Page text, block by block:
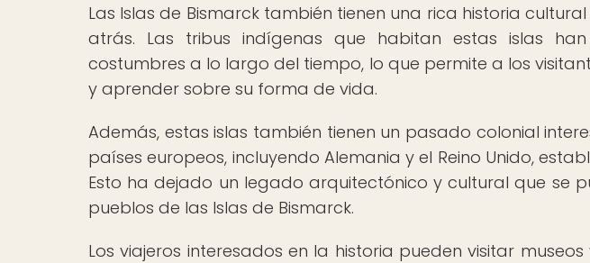
Las Islas de Bismarck también tienen una rica historia
atrás. Las tribus indígenas que habitan estas islas
costumbres a lo largo del tiempo, lo que permite a los
y aprender sobre su forma de vida.
Además, estas islas también tienen un pasado colonial
países europeos, incluyendo Alemania y el Reino Unido,
Esto ha dejado un legado arquitectónico y cultural que se
pueblos de las Islas de Bismarck.
Los viajeros interesados en la historia pueden visitar